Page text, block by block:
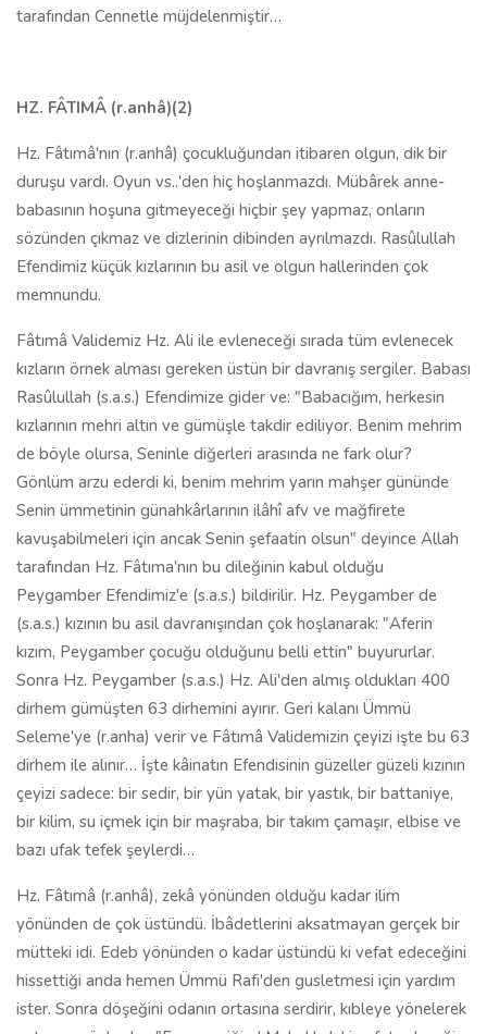
tarafından Cennetle müjdelenmiştir…
HZ. FÂTIMÂ (r.anhâ)(2)
Hz. Fâtımâ'nın (r.anhâ) çocukluğundan itibaren olgun, dik bir
duruşu vardı. Oyun vs..'den hiç hoşlanmazdı. Mübârek anne-
babasının hoşuna gitmeyeceği hiçbir şey yapmaz, onların
sözünden çıkmaz ve dizlerinin dibinden ayrılmazdı. Rasûlullah
Efendimiz küçük kızlarının bu asil ve olgun hallerinden çok
memnundu.
Fâtımâ Validemiz Hz. Ali ile evleneceği sırada tüm evlenecek
kızların örnek alması gereken üstün bir davranış sergiler. Babası
Rasûlullah (s.a.s.) Efendimize gider ve: "Babacığım, herkesin
kızlarının mehri altın ve gümüşle takdir ediliyor. Benim mehrim
de böyle olursa, Seninle diğerleri arasında ne fark olur?
Gönlüm arzu ederdi ki, benim mehrim yarın mahşer gününde
Senin ümmetinin günahkârlarının ilâhî afv ve mağfirete
kavuşabilmeleri için ancak Senin şefaatin olsun" deyince Allah
tarafından Hz. Fâtıma'nın bu dileğinin kabul olduğu
Peygamber Efendimiz'e (s.a.s.) bildirilir. Hz. Peygamber de
(s.a.s.) kızının bu asil davranışından çok hoşlanarak: "Aferin
kızım, Peygamber çocuğu olduğunu belli ettin" buyururlar.
Sonra Hz. Peygamber (s.a.s.) Hz. Ali'den almış oldukları 400
dirhem gümüşten 63 dirhemini ayırır. Geri kalanı Ümmü
Seleme'ye (r.anha) verir ve Fâtımâ Validemizin çeyizi işte bu 63
dirhem ile alınır… İşte kâinatın Efendisinin güzeller güzeli kızının
çeyizi sadece: bir sedir, bir yün yatak, bir yastık, bir battaniye,
bir kilim, su içmek için bir maşraba, bir takım çamaşır, elbise ve
bazı ufak tefek şeylerdi…
Hz. Fâtımâ (r.anhâ), zekâ yönünden olduğu kadar ilim
yönünden de çok üstündü. İbâdetlerini aksatmayan gerçek bir
mütteki idi. Edeb yönünden o kadar üstündü ki vefat edeceğini
hissettiği anda hemen Ümmü Rafi'den gusletmesi için yardım
ister. Sonra döşeğini odanın ortasına serdirir, kıbleye yönelerek